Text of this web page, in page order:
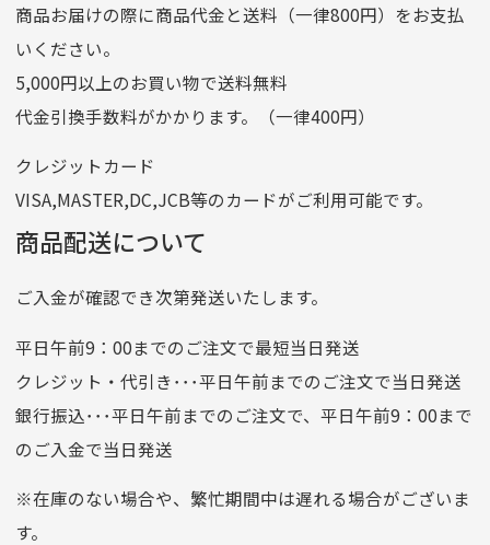
ゆうちょ銀行
ゆうちょ間
記号
14710
他銀行から
店名
四七八（読みヨンナナハチ）
店番
478
預金種目
普通預金
口座番号
0776226
口座名義
株式会社一条
クレジットカード
商品お届けの際に商品代金と送料（一律800円）をお支払
いください。
5,000円以上のお買い物で送料無料
代金引換手数料がかかります。（一律400円）
クレジットカード
VISA,MASTER,DC,JCB等のカードがご利用可能です。
商品配送について
ご入金が確認でき次第発送いたします。
平日午前9：00までのご注文で最短当日発送
クレジット・代引き･･･平日午前までのご注文で当日発送
銀行振込･･･平日午前までのご注文で、平日午前9：00まで
のご入金で当日発送
※在庫のない場合や、繁忙期間中は遅れる場合がございま
す。